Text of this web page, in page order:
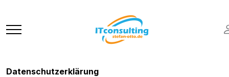
Datenschutzerklärung